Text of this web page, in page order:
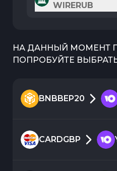
WIRERUB
НА ДАННЫЙ МОМЕНТ
ПОПРОБУЙТЕ
BNBBEP20
CARDGBP